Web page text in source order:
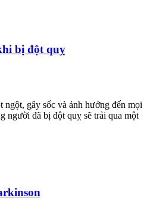
bị đột quỵ
gây sốc và ảnh hưởng đến mọi
người đã bị đột quỵ sẽ trải qua một